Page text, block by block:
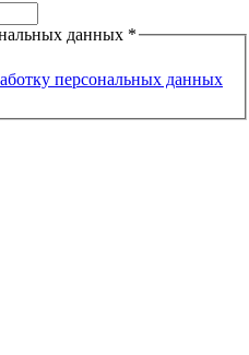
данных *
персональных данных